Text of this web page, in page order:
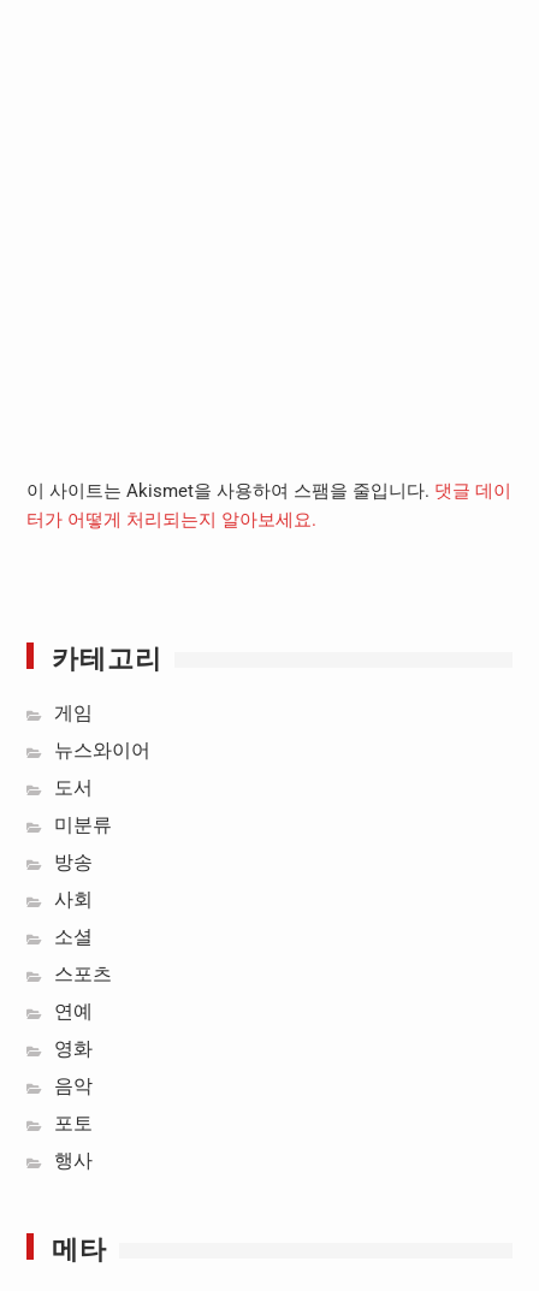
이 사이트는 Akismet을 사용하여 스팸을 줄입니다. 댓글 데이
터가 어떻게 처리되는지 알아보세요.
카테고리
게임
뉴스와이어
도서
미분류
방송
사회
소셜
스포츠
연예
영화
음악
포토
행사
메타